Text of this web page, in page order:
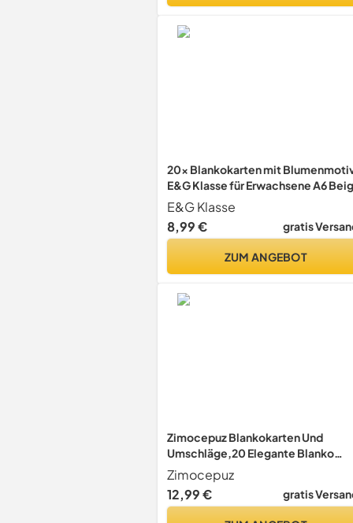
20x Blankokarten mit
E&G Klasse für Erwachsene A6
Weiß als Einladung Postkarte DIY
Einladungskarten Dankeskarten
Blanko Karten ohne Umschläge
E&G Klasse
8,99 €
gratis
ZUM ANGEBOT
Zimocepuz Blankokarten Und
Umschläge,20 Elegante Blanko
Grußkarten Und Umschläge,5
Verschiedene Blumenmuster,15 Cm
X 10 Cm,Briefpapier Set Für Alle
Zimocepuz
12,99 €
gratis